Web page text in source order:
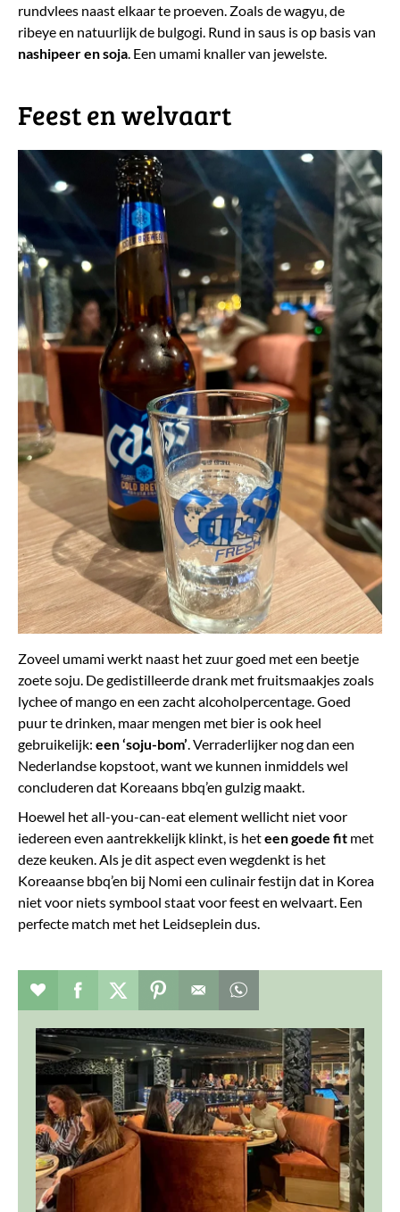
rundvlees naast elkaar te proeven. Zoals de wagyu, de
ribeye en natuurlijk de bulgogi. Rund in saus is op basis van
nashipeer en soja . Een umami knaller van jewelste.
​Feest en welvaart
Zoveel umami werkt naast het zuur goed met een beetje
zoete soju. De gedistilleerde drank met fruitsmaakjes zoals
lychee of mango en een zacht alcoholpercentage. Goed
puur te drinken, maar mengen met bier is ook heel
gebruikelijk: een ‘soju-bom’ . Verraderlijker nog dan een
Nederlandse kopstoot, want we kunnen inmiddels wel
concluderen dat Koreaans bbq’en gulzig maakt.
Hoewel het all-you-can-eat element wellicht niet voor
iedereen even aantrekkelijk klinkt, is heteen goede fit met
deze keuken. Als je dit aspect even wegdenkt is het
Koreaanse bbq’en bij Nomi een culinair festijn dat in Korea
niet voor niets symbool staat voor feest en welvaart. Een
perfecte match met het Leidseplein dus.
Verhaal toevoegen aan favorieten
Deel dit op facebook
Deel dit op twitter
Deel dit op pinterest